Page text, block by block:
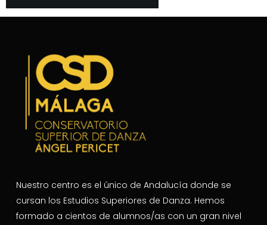
Nuestro centro es el único de Andalucía donde se
cursan los Estudios Superiores de Danza. Hemos
formado a cientos de alumnos/as con un gran nivel